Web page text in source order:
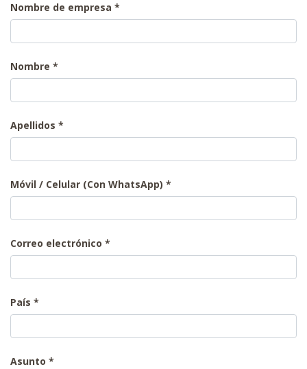
Nombre de empresa
Nombre
Apellidos
Móvil / Celular (Con WhatsApp)
Correo electrónico
País
Asunto